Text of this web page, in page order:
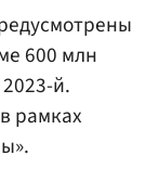
600 млн
й.
рамках